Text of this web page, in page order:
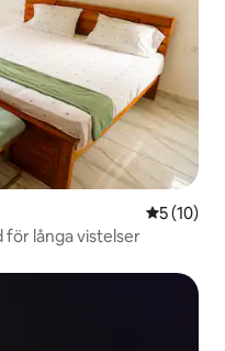
5 av 5 i
5 (10)
för långa vistelser